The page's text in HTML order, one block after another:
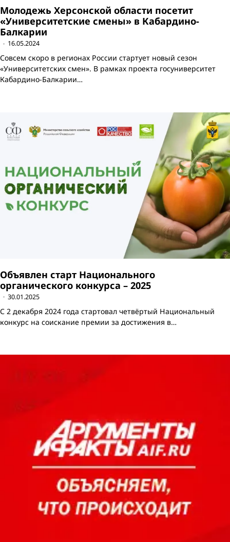
Молодежь Херсонской области посетит
«Университетские смены» в Кабардино-
Балкарии
16.05.2024
Совсем скоро в регионах России стартует новый сезон
«Университетских смен». В рамках проекта госуниверситет
Кабардино-Балкарии…
Объявлен старт Национального
органического конкурса – 2025
30.01.2025
С 2 декабря 2024 года стартовал четвёртый Национальный
конкурс на соискание премии за достижения в…